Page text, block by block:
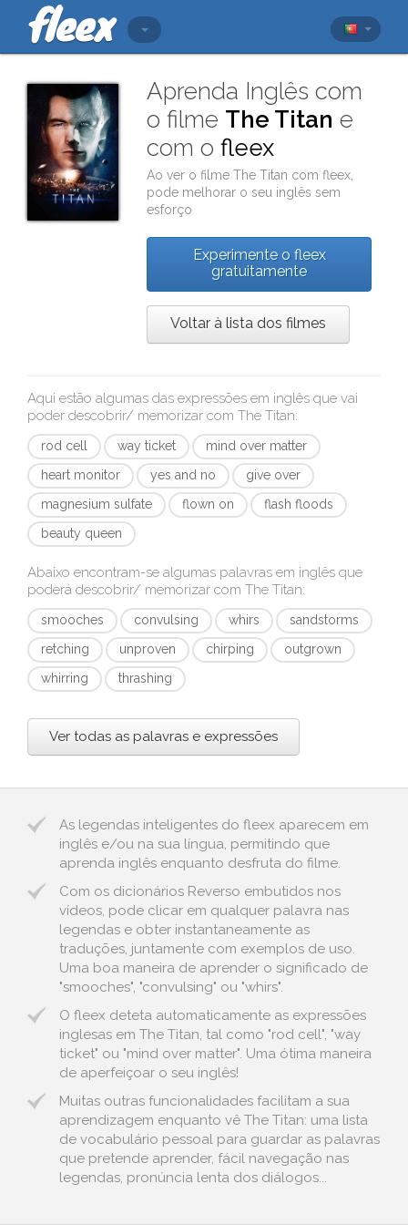
Aprenda Inglês com
o filme The Titan e
com ofleex
Ao ver o filmeThe Titan comfleex
pode melhorar o seu inglês sem
esforço
Experimente o fleex
gratuitamente
Voltar à lista dos filmes
Aqui estão algumas das expressões em inglês que vai
poder descobrir/ memorizar com The Titan:
rod cell way ticket
mind over matter
heart monitor
yes and no
give over
magnesium sulfate
flown on
flash floods
beauty queen
Abaixo encontram-se algumas palavras em inglês que
poderá descobrir/ memorizar com The Titan:
smooches convulsing whirs
sandstorms
retching
unproven chirping
outgrown
whirring
thrashing
Ver todas as palavras e expressões
As legendas inteligentes do fleex aparecem em
inglês e/ou na sua língua, permitindo que
aprenda inglês enquanto desfruta do filme.
Com os dicionários Reverso embutidos nos
vídeos, pode clicar em qualquer palavra nas
legendas e obter instantaneamente as
traduções, juntamente com exemplos de uso.
Uma boa maneira de aprender o significado de
"smooches", "convulsing" ou "whirs".
O fleex deteta automaticamente as expressões
inglesas em The Titan, tal como "rod cell", "way
ticket" ou "mind over matter". Uma ótima maneira
de aperfeiçoar o seu inglês!
Muitas outras funcionalidades facilitam a sua
aprendizagem enquanto vê The Titan: uma lista
de vocabulário pessoal para guardar as palavras
que pretende aprender, fácil navegação nas
legendas, pronúncia lenta dos diálogos...